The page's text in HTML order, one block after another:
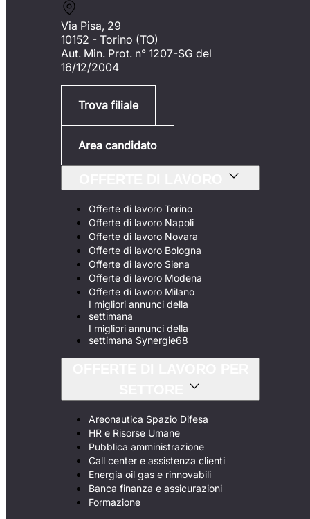
Via Pisa, 29
10152 - Torino (TO)
Aut. Min. Prot. n° 1207-SG del
16/12/2004
Trova filiale
Area candidato
Offerte di lavoro Torino
Offerte di lavoro Napoli
Offerte di lavoro Novara
Offerte di lavoro Bologna
Offerte di lavoro Siena
Offerte di lavoro Modena
Offerte di lavoro Milano
I migliori annunci della
settimana
I migliori annunci della
settimana Synergie68
Areonautica Spazio Difesa
HR e Risorse Umane
Pubblica amministrazione
Call center e assistenza clienti
Energia oil gas e rinnovabili
Banca finanza e assicurazioni
Formazione